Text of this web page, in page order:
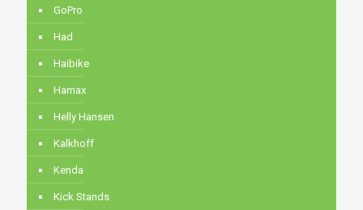
GoPro
Had
Haibike
Hamax
Helly Hansen
Kalkhoff
Kenda
Kick Stands